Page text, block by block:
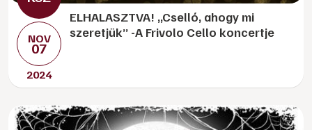
NOV
07
2024
ELHALASZTVA! „Cselló, ahogy mi
szeretjük” -A Frivolo Cello koncertje